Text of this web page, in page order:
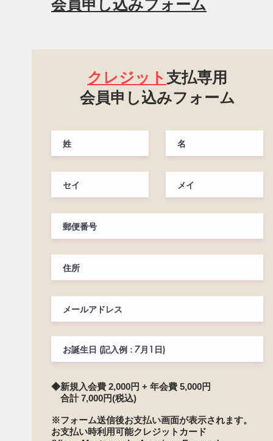
​会員申し込みフォーム
クレジット 支払専用
​会員申し込みフォーム
◆新規入会費 2,000円 + 年会費 5,000円
​ 合計 7,000円(税込)
※フォーム送信後お支払い画面が表示されます。
お支払い時利用可能クレジットカード